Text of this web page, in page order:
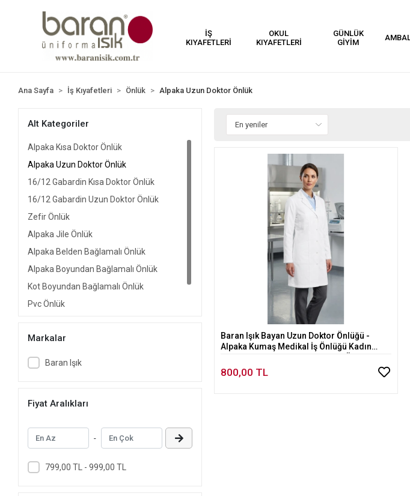
İŞ
KIYAFETLERİ
OKUL
KIYAFETLERİ
GÜNLÜK
GİYİM
Ana Sayfa İş Kıyafetleri Önlük Alpaka Uzun Doktor Önlük
Alt Kategoriler
Alpaka Kısa Doktor Önlük
Alpaka Uzun Doktor Önlük
16/12 Gabardin Kısa Doktor Önlük
16/12 Gabardin Uzun Doktor Önlük
Zefir Önlük
Alpaka Jile Önlük
Alpaka Belden Bağlamalı Önlük
Alpaka Boyundan Bağlamalı Önlük
Kot Boyundan Bağlamalı Önlük
Pvc Önlük
Markalar
Baran Işık
Fiyat Aralıkları
-
799,00 TL - 999,00 TL
Sepete Ekle
Baran Işık Bayan Uzun Doktor Önlüğü -
Alpaka Kumaş Medikal İş Önlüğü Kadın
Medikal Öğretmen Önlüğü
800,00 TL